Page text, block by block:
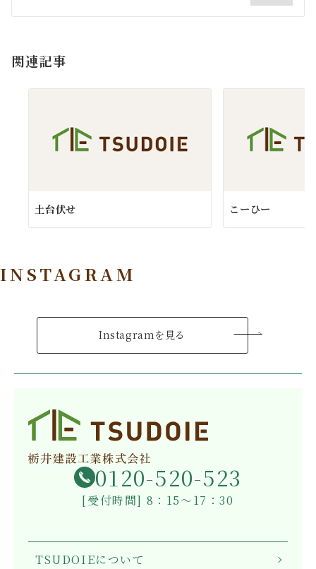
シ
ン
関連記事
土台伏せ こーひー
INSTAGRAM
Instagramを見る
0120-520-523
[受付時間] 8：15～17：30
TSUDOIEについて